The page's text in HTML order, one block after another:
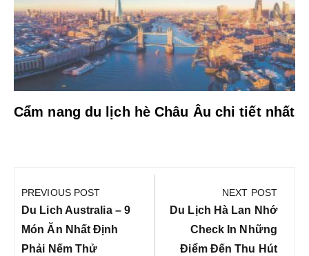
Cẩm nang du lịch hè Châu Âu chi tiết nhất
hướng
bài
viết
PREVIOUS POST
Previous
Post:
Du Lich Australia – 9
Món Ăn Nhất Định
Phải Nếm Thử
NEXT POST
Next
Post:
Du Lịch Hà Lan Nhớ
Check In Những
Điểm Đến Thu Hút